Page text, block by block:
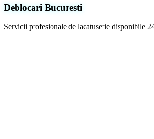
Deblocari Bucuresti
Servicii profesionale de lacatuserie disponibile